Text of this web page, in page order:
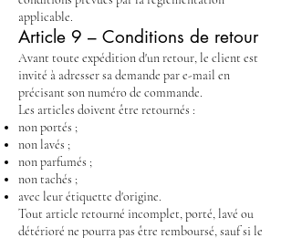
applicable.
Article 9 – Conditions de retour
Avant toute expédition d'un retour, le client est
invité à adresser sa demande par e-mail en
précisant son numéro de commande.
Les articles doivent être retournés :
non portés ;
non lavés ;
non parfumés ;
non tachés ;
avec leur étiquette d'origine.
Tout article retourné incomplet, porté, lavé ou
détérioré ne pourra pas être remboursé, sauf si le